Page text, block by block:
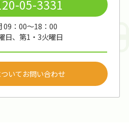
05-3331
09：00～18：00
日、第1・3火曜日
いてお問い合わせ